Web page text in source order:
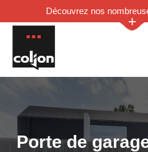
Découvrez nos
+
Porte de